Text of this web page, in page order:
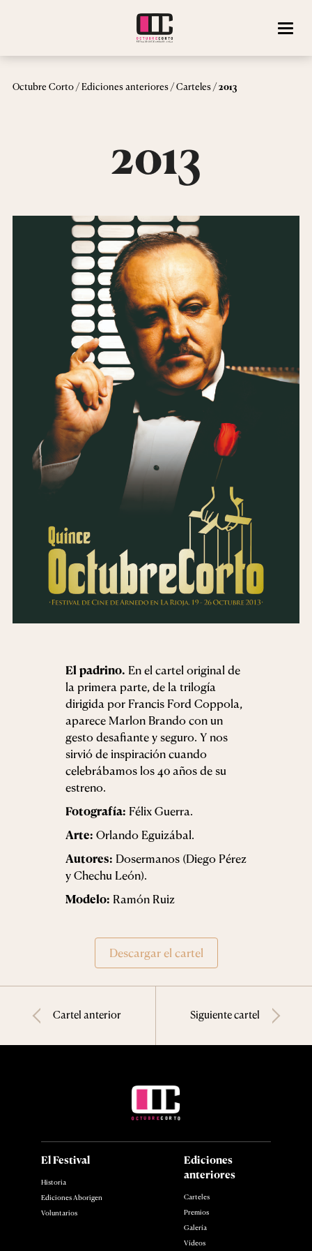
Octubre Corto/Ediciones anteriores/Carteles/2013
2013
El padrino. En el cartel original de
la primera parte, de la trilogía
dirigida por Francis Ford Coppola,
aparece Marlon Brando con un
gesto desafiante y seguro. Y nos
sirvió de inspiración cuando
celebrábamos los 40 años de su
estreno.
Fotografía: Félix Guerra.
Arte: Orlando Eguizábal.
Autores: Dosermanos (Diego Pérez
y Chechu León).
Modelo: Ramón Ruiz
Descargar el cartel
Cartel anterior Siguiente cartel
El Festival
Historia
Ediciones Aborigen
Voluntarios
Ediciones
anteriores
Carteles
Premios
Galería
Vídeos